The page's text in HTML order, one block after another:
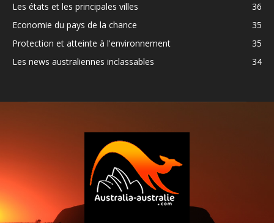
Les états et les principales villes
36
Economie du pays de la chance
35
Protection et atteinte à l'environnement
35
Les news australiennes inclassables
34